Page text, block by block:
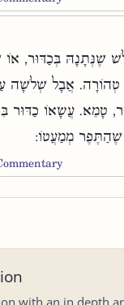
שֶׁנְּתָנָהּ בְּכַדּוּר, אוֹ
טְהוֹרָה. אֲבָל שְׁלֹשָׁה
טָמֵא. עֲשָׂאוֹ כַדּוּר
שֶׁהַתֶּפֶר מְמַעֲטוֹ:
with an in depth